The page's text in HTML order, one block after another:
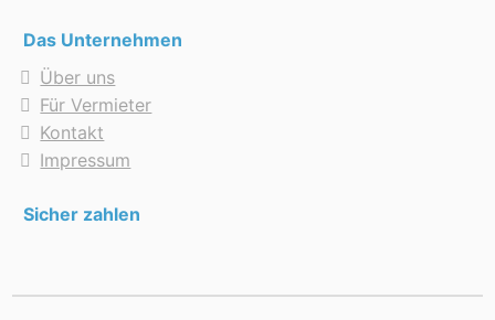
Das Unternehmen
Über uns
Für Vermieter
Kontakt
Impressum
Sicher zahlen